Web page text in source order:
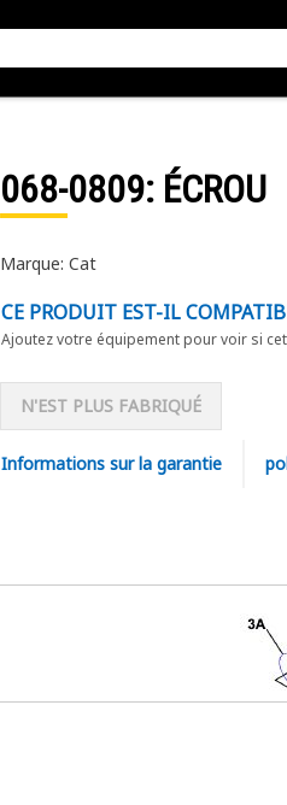
068-0809: ÉCROU
Marque: Cat
CE PRODUIT EST-IL
Ajoutez votre équipement pour voir si
N'EST PLUS FABRIQUÉ
Informations sur la garantie